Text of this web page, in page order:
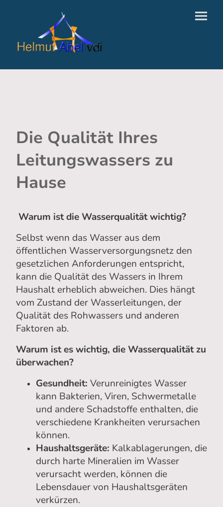
Die Qualität Ihres
Leitungswassers zu
Hause
Warum ist die Wasserqualität wichtig?
Selbst wenn das Wasser aus dem
öffentlichen Wasserversorgungsnetz den
gesetzlichen Anforderungen entspricht,
kann die Qualität des Wassers in Ihrem
Haushalt erheblich abweichen. Dies hängt
vom Zustand der Wasserleitungen, der
Qualität des Rohwassers und anderen
Faktoren ab.
Warum ist es wichtig, die Wasserqualität zu
überwachen?
Gesundheit: Verunreinigtes Wasser
kann Bakterien, Viren, Schwermetalle
und andere Schadstoffe enthalten, die
verschiedene Krankheiten verursachen
können.
Haushaltsgeräte: Kalkablagerungen, die
durch harte Mineralien im Wasser
verursacht werden, können die
Lebensdauer von Haushaltsgeräten
verkürzen.